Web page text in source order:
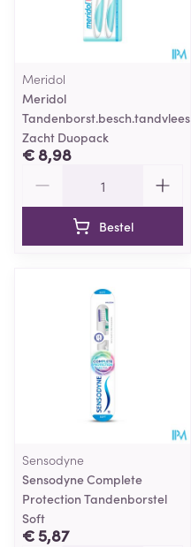
Meridol
Meridol
Tandenborst.besch.tandvlees
Zacht Duopack
€ 8,98
Bestel
Sensodyne
Sensodyne Complete
Protection Tandenborstel
Soft
€ 5,87